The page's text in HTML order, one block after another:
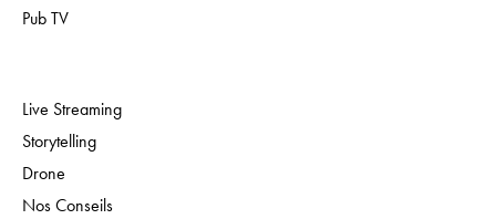
Pub TV
Live Streaming
Storytelling
Drone
Nos Conseils